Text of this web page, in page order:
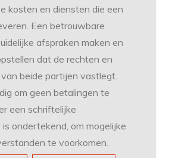
kosten en diensten die een
Een betrouwbare
afspraken maken en
dat de rechten en
beide partijen vastlegt.
om geen betalingen te
een schriftelijke
ondertekend, om mogelijke
te voorkomen.